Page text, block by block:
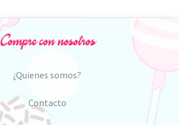
Compre con nosotros
¿Quienes somos?
Contacto